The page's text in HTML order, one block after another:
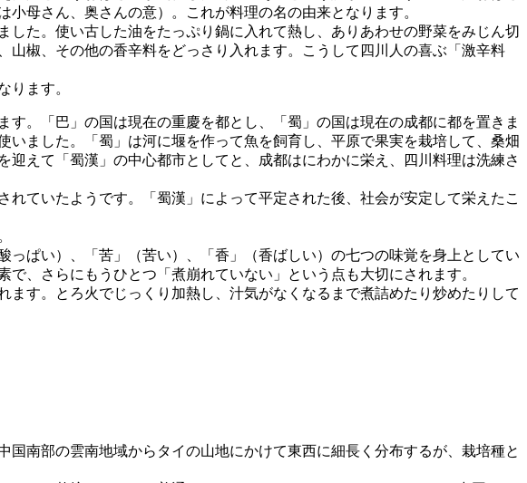
母さん、奥さんの意）。これが料理の名の由来となります。
た。使い古した油をたっぷり鍋に入れて熱し、ありあわせの野菜をみじん切
椒、その他の香辛料をどっさり入れます。こうして四川人の喜ぶ「激辛料
ります。
。「巴」の国は現在の重慶を都とし、「蜀」の国は現在の成都に都を置きま
ました。「蜀」は河に堰を作って魚を飼育し、平原で果実を栽培して、桑畑
えて「蜀漢」の中心都市としてと、成都はにわかに栄え、四川料理は洗練さ
ていたようです。「蜀漢」によって平定された後、社会が安定して栄えたこ
ぱい）、「苦」（苦い）、「香」（香ばしい）の七つの味覚を身上としてい
、さらにもうひとつ「煮崩れていない」という点も大切にされます。
す。とろ火でじっくり加熱し、汁気がなくなるまで煮詰めたり炒めたりして
南部の雲南地域からタイの山地にかけて東西に細長く分布するが、栽培種と